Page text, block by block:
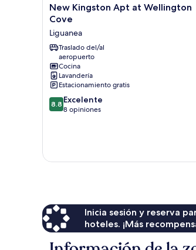
New
Kingston
at
Wellington
Cove
Liguanea
New Kingston Apt at Wellington
Cove
Liguanea
Traslado del/al
aeropuerto
Cocina
Lavandería
Estacionamiento gratis
8.8
de
8.8 Excelente
8 opiniones
Inicia sesión y reserva
hoteles. ¡Más